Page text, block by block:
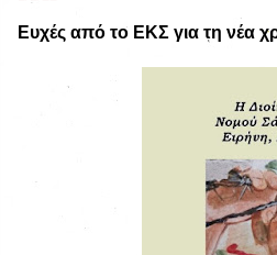
Ευχές από το ΕΚΣ για τη νέα